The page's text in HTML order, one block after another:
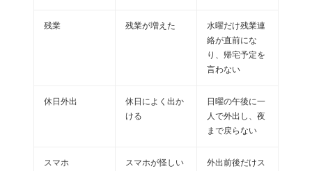
残業 残業が増えた
水曜だけ残業連
絡が直前にな
り、帰宅予定を
言わない
休日外出
休日によく出か
ける
日曜の午後に一
人で外出し、夜
まで戻らない
スマホ スマホが怪しい
外出前後だけス